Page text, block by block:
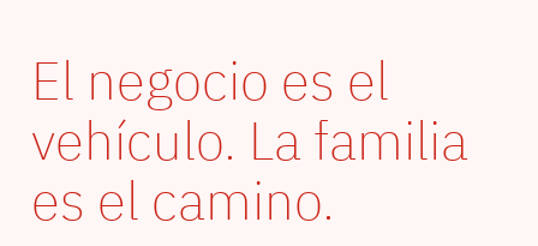
El negocio es el
vehículo. La familia
es el camino.